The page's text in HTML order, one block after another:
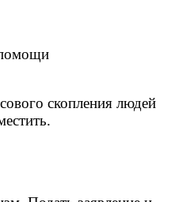
скопления людей